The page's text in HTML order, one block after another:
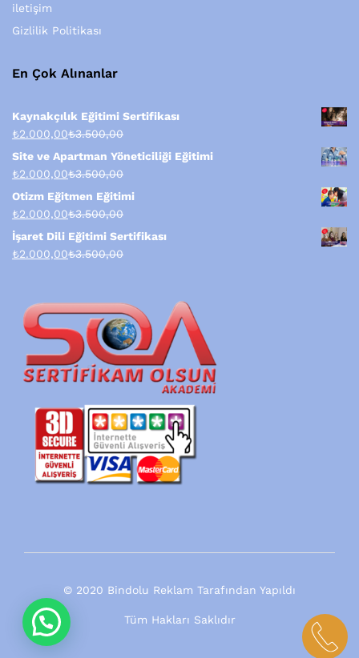
iletişim
Gizlilik Politikası
En Çok Alınanlar
Kaynakçılık Eğitimi Sertifikası
₺2.000,00₺3.500,00
Site ve Apartman Yöneticiliği Eğitimi
₺2.000,00₺3.500,00
Otizm Eğitmen Eğitimi
₺2.000,00₺3.500,00
İşaret Dili Eğitimi Sertifikası
₺2.000,00₺3.500,00
© 2020 Bindolu Reklam Tarafından Yapıldı
Tüm Hakları Saklıdır